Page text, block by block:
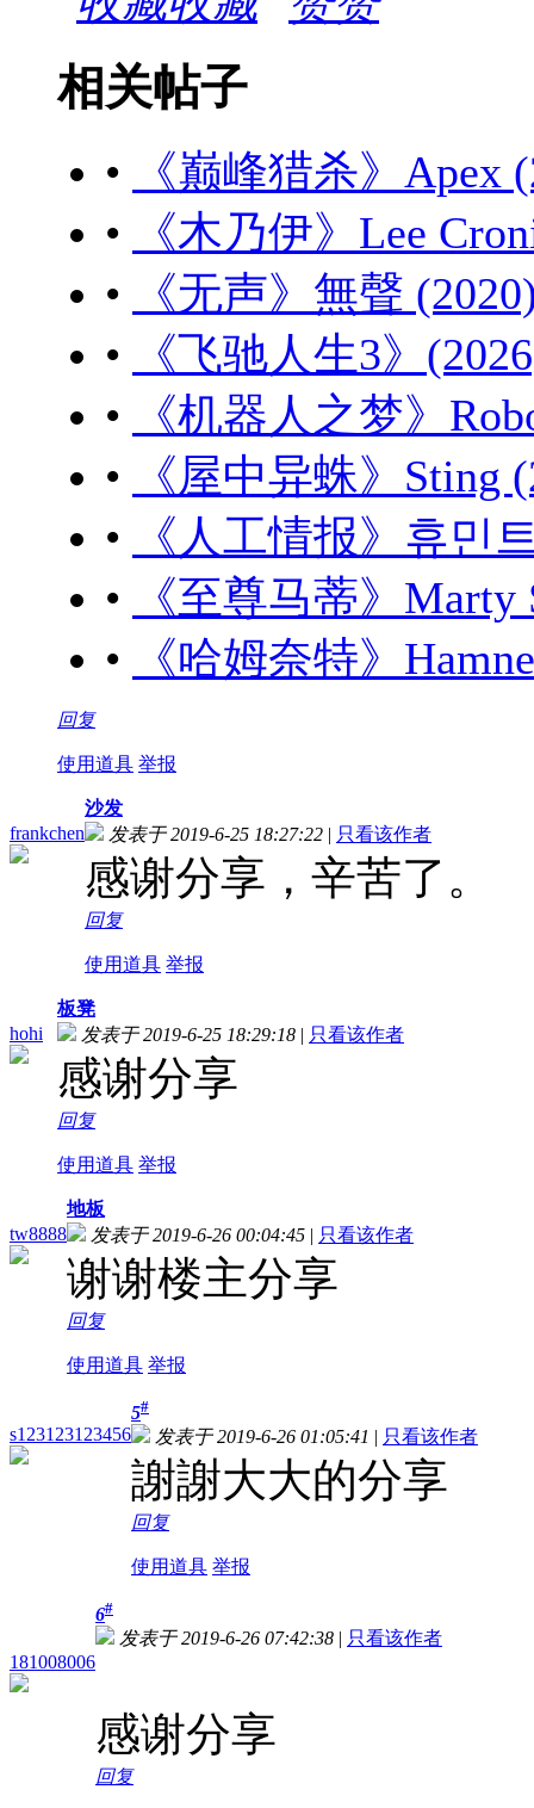
相关帖子
•
《巅峰猎杀》Apex
•
《木乃伊》Lee
•
《无声》無聲
•
《飞驰人生3》
•
《机器人之梦》
•
《屋中异蛛》Sting
•
《人工情报》휴민
•
《至尊马蒂》
•
《哈姆奈特》
回复
使用道具 举报
frankchen
沙发
发表于 2019-6-25 18:27:22 | 只看该作者
感谢分享，辛苦了。
回复
使用道具 举报
hohi
板凳
发表于 2019-6-25 18:29:18 | 只看该作者
感谢分享
回复
使用道具 举报
tw8888
地板
发表于 2019-6-26 00:04:45 | 只看该作者
谢谢楼主分享
回复
使用道具 举报
s123123123456
5#
发表于 2019-6-26 01:05:41 | 只看该作者
謝謝大大的分享
回复
使用道具 举报
181008006
6#
发表于 2019-6-26 07:42:38 | 只看该作者
感谢分享
回复